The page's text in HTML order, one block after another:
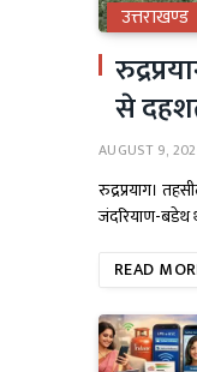
उत्तराखण्ड
से
AUGUST 9,
रुद्रप्रयाग।
जंदरियाण-बडेथ
READ